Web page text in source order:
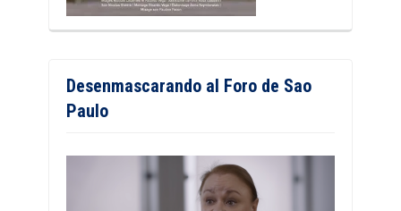
Desenmascarando al Foro de Sao
Paulo